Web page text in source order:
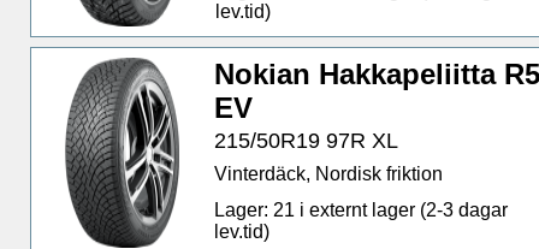
lev.tid)
Nokian Hakkapeliitta R5
EV
215/50R19 97R XL
Vinterdäck, Nordisk friktion
Lager: 21 i externt lager (2-3 dagar
lev.tid)